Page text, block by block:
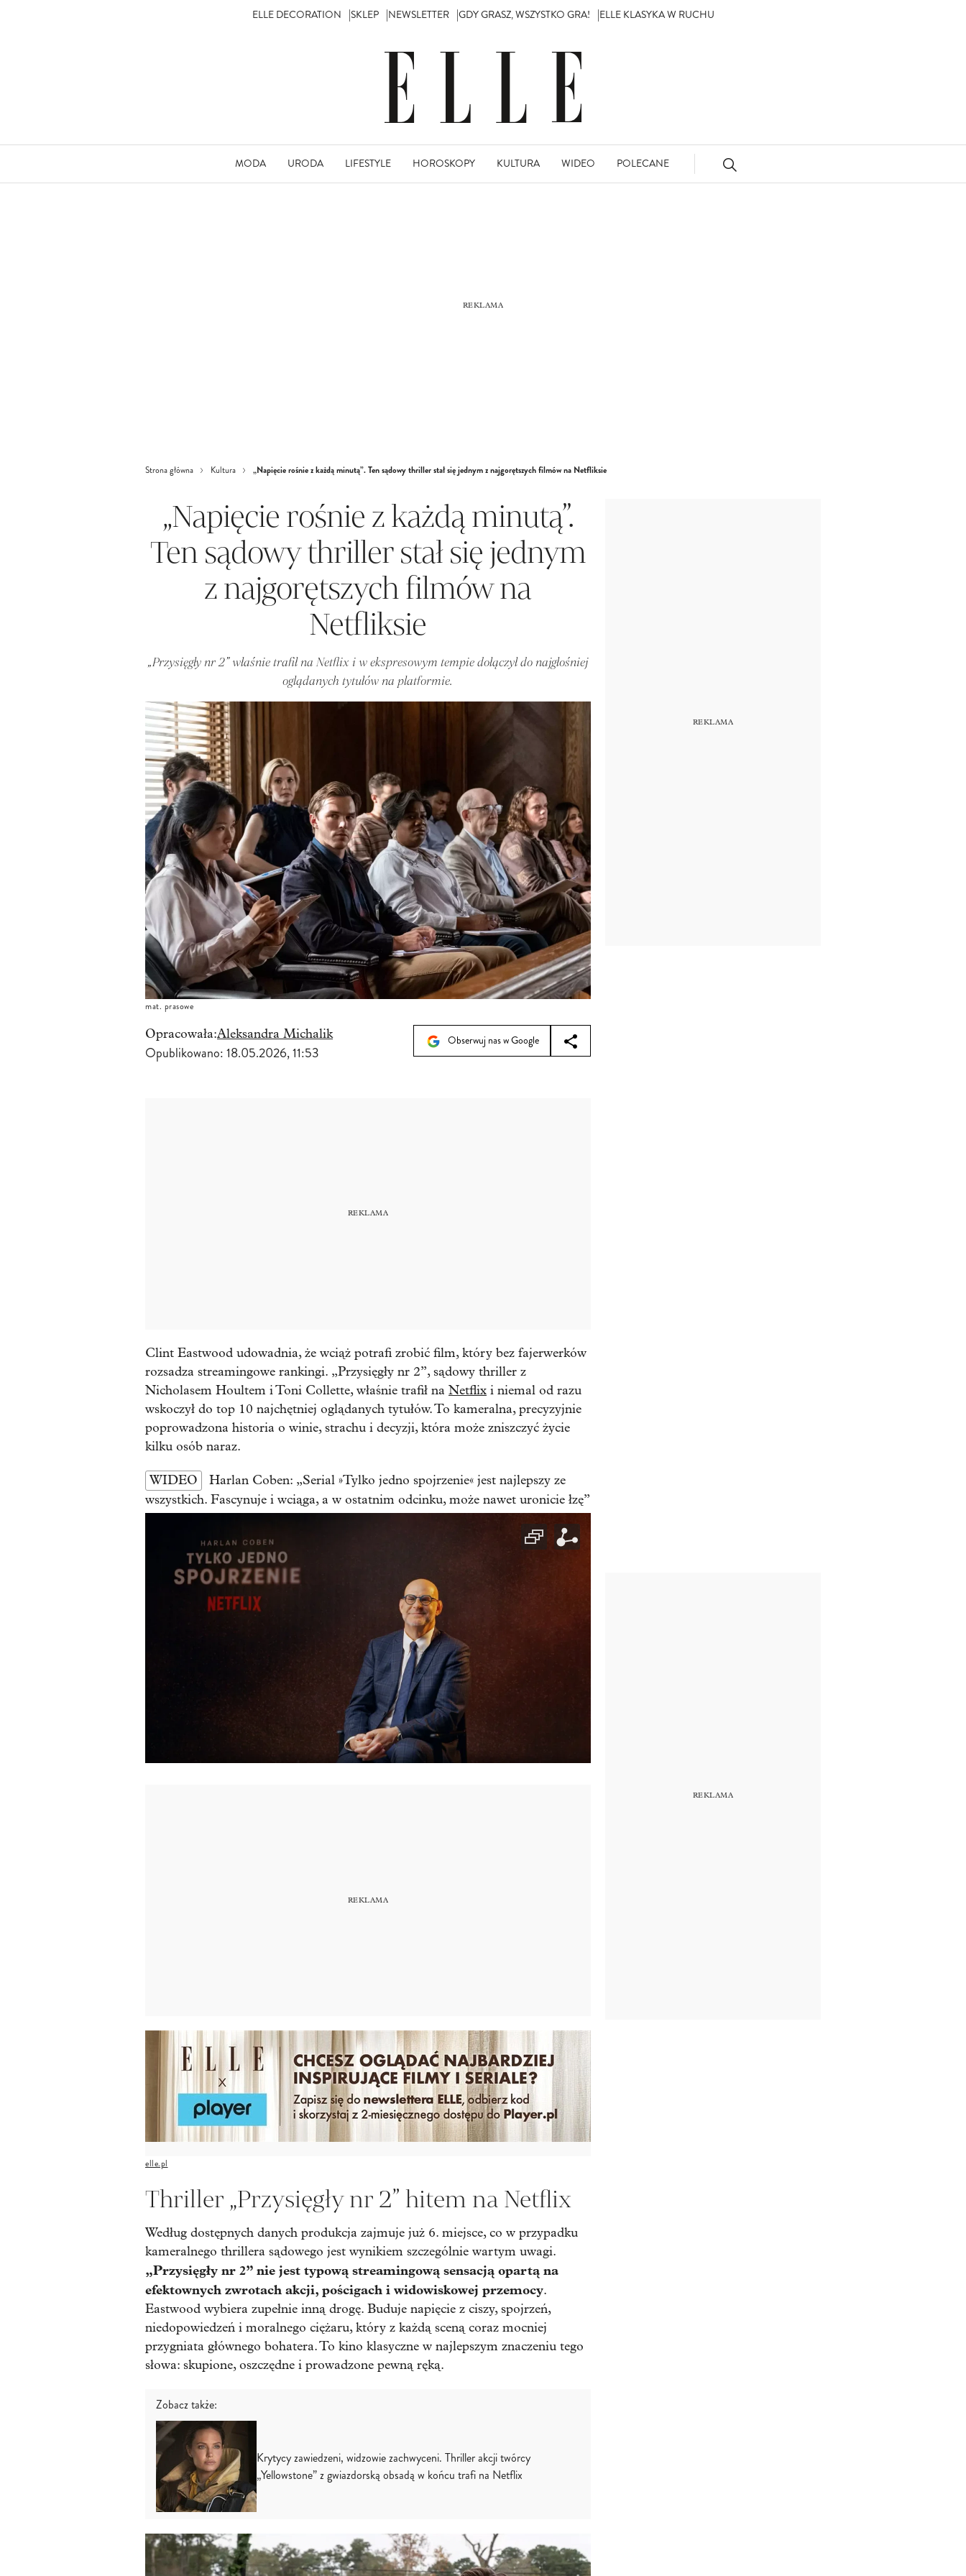
ELLE DECORATION SKLEP NEWSLETTER GDY GRASZ, WSZYSTKO GRA! ELLE KLASYKA W RUCHU
MODA URODA LIFESTYLE HOROSKOPY KULTURA WIDEO POLECANE
Strona główna Kultura „Napięcie rośnie z każdą minutą”. Ten sądowy thriller stał się jednym z najgorętszych filmów na Netfliksie
„Napięcie rośnie z każdą minutą”.
Ten sądowy thriller stał się jednym
z najgorętszych filmów na
Netfliksie
„Przysięgły nr 2” właśnie trafił na Netflix i w ekspresowym tempie dołączył do najgłośniej
oglądanych tytułów na platformie.
mat. prasowe
Opracowała:Aleksandra Michalik
Opublikowano:18.05.2026, 11:53
Obserwuj nas w Google
Clint Eastwood udowadnia, że wciąż potrafi zrobić film, który bez fajerwerków
rozsadza streamingowe rankingi. „Przysięgły nr 2”, sądowy thriller z
Nicholasem Houltem i Toni Collette, właśnie trafił na Netflix i niemal od razu
wskoczył do top 10 najchętniej oglądanych tytułów. To kameralna, precyzyjnie
poprowadzona historia o winie, strachu i decyzji, która może zniszczyć życie
kilku osób naraz.
WIDEO
Harlan Coben: „Serial »Tylko jedno spojrzenie« jest najlepszy ze
wszystkich. Fascynuje i wciąga, a w ostatnim odcinku, może nawet uronicie łzę”
elle.pl
Thriller „Przysięgły nr 2” hitem na Netflix
Według dostępnych danych produkcja zajmuje już 6. miejsce, co w przypadku
kameralnego thrillera sądowego jest wynikiem szczególnie wartym uwagi.
„Przysięgły nr 2” nie jest typową streamingową sensacją opartą na
efektownych zwrotach akcji, pościgach i widowiskowej przemocy.
Eastwood wybiera zupełnie inną drogę. Buduje napięcie z ciszy, spojrzeń,
niedopowiedzeń i moralnego ciężaru, który z każdą sceną coraz mocniej
przygniata głównego bohatera. To kino klasyczne w najlepszym znaczeniu tego
słowa: skupione, oszczędne i prowadzone pewną ręką.
Zobacz także:
Krytycy zawiedzeni, widzowie zachwyceni. Thriller akcji twórcy
„Yellowstone” z gwiazdorską obsadą w końcu trafi na Netflix